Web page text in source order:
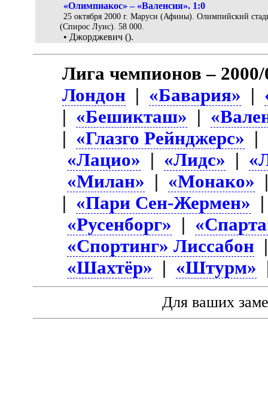
«Олимпиакос» – «Валенсия». 1:0
25 октября 2000 г. Маруси (Афины). Олимпийский
(Спирос Луис). 58 000.
• Джорджевич ().
Лига чемпионов –
Лондон | «Бавария» |
| «Бешикташ» |
| «Глазго Рейнджерс» |
«Лацио» | «Лидс» |
«Милан» | «Монако»
| «Пари Сен-Жермен»
«Русенборг» |
«Спортинг» Лиссабон
«Шахтёр» | «Штурм»
Для ваших